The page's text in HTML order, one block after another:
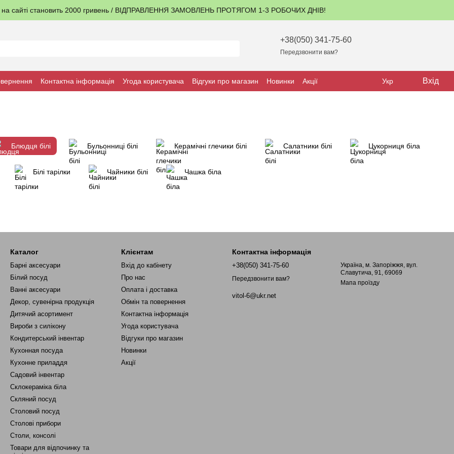
на сайті становить 2000 гривень / ВІДПРАВЛЕННЯ ЗАМОВЛЕНЬ ПРОТЯГОМ 1-3 РОБОЧИХ ДНІВ!
+38(050) 341-75-60
Передзвонити вам?
Контактна інформація Угода користувача Відгуки про магазин Новинки Акції Укр Вхід
Блюдця білі Бульонниці білі Керамічні глечики білі Салатники білі Цукорниця біла
Білі тарілки Чайники білі Чашка біла
Каталог
Барні аксесуари
Білий посуд
Ванні аксесуари
Декор, сувенірна продукція
Дитячий асортимент
Вироби з силікону
Кондитерський інвентар
Кухонная посуда
Кухонне приладдя
Садовий інвентар
Склокераміка біла
Скляний посуд
Столовий посуд
Столові прибори
Столи, консолі
Товари для відпочинку та
Клієнтам
Вхід до кабінету
Про нас
Оплата і доставка
Обмін та повернення
Контактна інформація
Угода користувача
Відгуки про магазин
Новинки
Акції
Контактна інформація
+38(050) 341-75-60
Передзвонити вам?
vitol-6@ukr.net
Україна, м. Запоріжжя, вул.
Славутича, 91, 69069
Мапа проїзду